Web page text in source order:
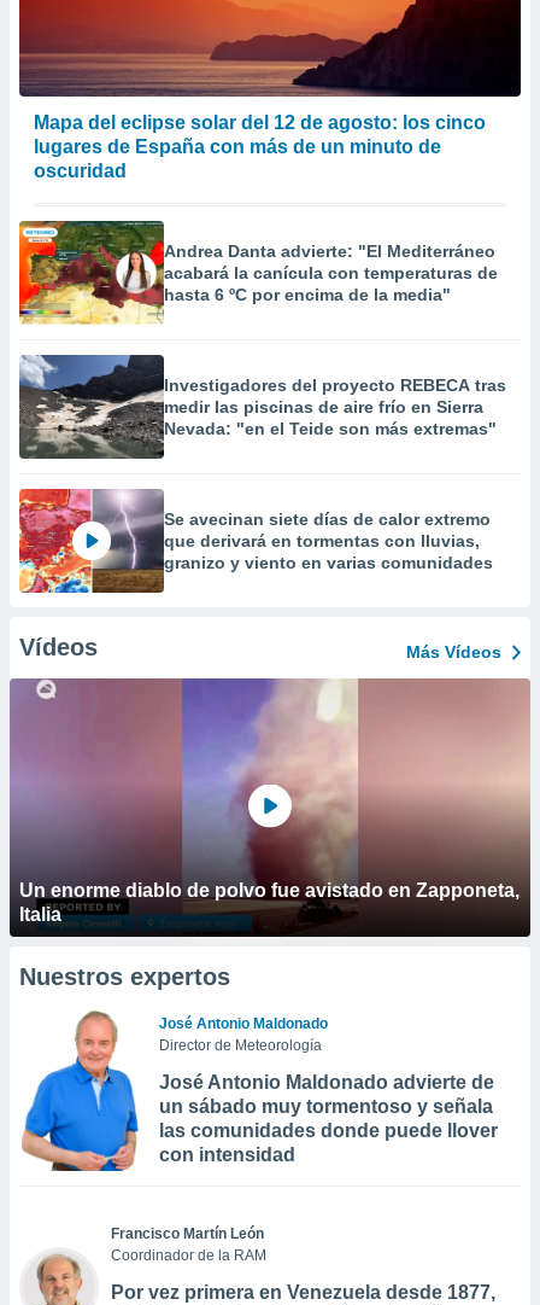
Mapa del eclipse solar del 12 de agosto: los cinco
lugares de España con más de un minuto de
oscuridad
Andrea Danta advierte: "El Mediterráneo
acabará la canícula con temperaturas de
hasta 6 ºC por encima de la media"
Investigadores del proyecto REBECA tras
medir las piscinas de aire frío en Sierra
Nevada: "en el Teide son más extremas"
Se avecinan siete días de calor extremo
que derivará en tormentas con lluvias,
granizo y viento en varias comunidades
Vídeos Más Vídeos
Un enorme diablo de polvo fue avistado en Zapponeta,
Italia
Nuestros expertos
José Antonio Maldonado
Director de Meteorología
José Antonio Maldonado advierte de
un sábado muy tormentoso y señala
las comunidades donde puede llover
con intensidad
Francisco Martín León
Coordinador de la RAM
Por vez primera en Venezuela desde 1877,